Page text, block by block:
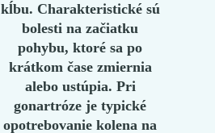
kĺbu. Charakteristické sú
bolesti na začiatku
pohybu, ktoré sa po
krátkom čase zmiernia
alebo ustúpia. Pri
gonartróze je typické
opotrebovanie kolena na